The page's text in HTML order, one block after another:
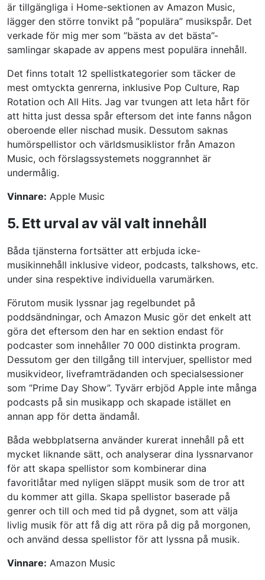
är tillgängliga i Home-sektionen av Amazon Music,
lägger den större tonvikt på ”populära” musikspår. Det
verkade för mig mer som ”bästa av det bästa”-
samlingar skapade av appens mest populära innehåll.
Det finns totalt 12 spellistkategorier som täcker de
mest omtyckta genrerna, inklusive Pop Culture, Rap
Rotation och All Hits. Jag var tvungen att leta hårt för
att hitta just dessa spår eftersom det inte fanns någon
oberoende eller nischad musik. Dessutom saknas
humörspellistor och världsmusiklistor från Amazon
Music, och förslagssystemets noggrannhet är
undermålig.
Vinnare: Apple Music
5. Ett urval av väl valt innehåll
Båda tjänsterna fortsätter att erbjuda icke-
musikinnehåll inklusive videor, podcasts, talkshows, etc.
under sina respektive individuella varumärken.
Förutom musik lyssnar jag regelbundet på
poddsändningar, och Amazon Music gör det enkelt att
göra det eftersom den har en sektion endast för
podcaster som innehåller 70 000 distinkta program.
Dessutom ger den tillgång till intervjuer, spellistor med
musikvideor, liveframträdanden och specialsessioner
som ”Prime Day Show”. Tyvärr erbjöd Apple inte många
podcasts på sin musikapp och skapade istället en
annan app för detta ändamål.
Båda webbplatserna använder kurerat innehåll på ett
mycket liknande sätt, och analyserar dina lyssnarvanor
för att skapa spellistor som kombinerar dina
favoritlåtar med nyligen släppt musik som de tror att
du kommer att gilla. Skapa spellistor baserade på
genrer och till och med tid på dygnet, som att välja
livlig musik för att få dig att röra på dig på morgonen,
och använd dessa spellistor för att lyssna på musik.
Vinnare: Amazon Music